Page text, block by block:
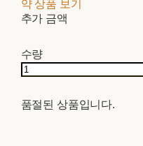
약 상품 보기
추가 금액
수량
품절된 상품입니다.